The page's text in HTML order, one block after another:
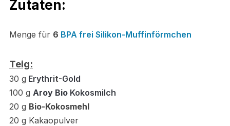
Zutaten:
Menge für 6 BPA frei Silikon-Muffinförmchen
Teig:
30 g Erythrit-Gold
100 g Aroy Bio Kokosmilch
20 g Bio-Kokosmehl
20 g Kakaopulver